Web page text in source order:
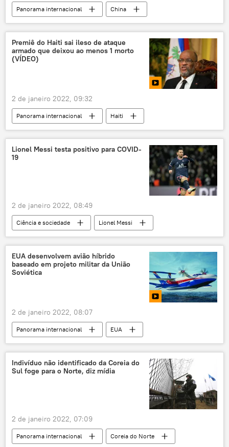
Panorama internacional
China
mineração
metais de terras raras
Ásia e Oceania
Premiê do Haiti sai ileso de ataque
armado que deixou ao menos 1 morto
(VÍDEO)
2 de janeiro 2022, 09:32
Panorama internacional
Haiti
Caribe
atentado Américas
Lionel Messi testa positivo para COVID-
19
2 de janeiro 2022, 08:49
Ciência e sociedade
Lionel Messi
futebol
COVID-19
EUA desenvolvem avião híbrido
baseado em projeto militar da União
Soviética
2 de janeiro 2022, 08:07
Panorama internacional
EUA
Américas
ecranoplano
Indivíduo não identificado da Coreia do
Sul foge para o Norte, diz mídia
2 de janeiro 2022, 07:09
Panorama internacional
Coreia do Norte